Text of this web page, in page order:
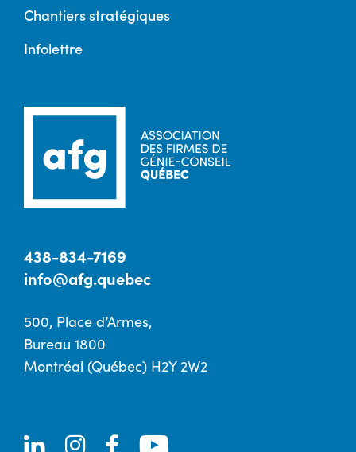
Chantiers stratégiques
Infolettre
438-834-7169
info@afg.quebec
500, Place d’Armes,
Bureau 1800
Montréal (Québec) H2Y 2W2